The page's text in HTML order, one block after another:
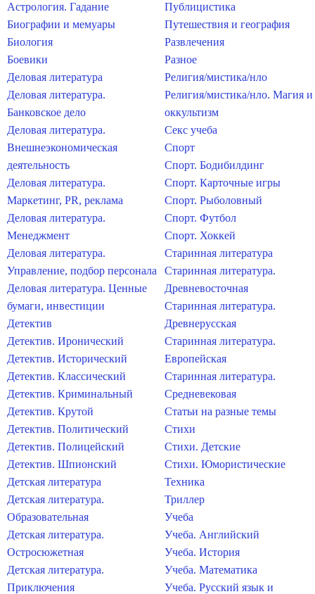
Астрология. Гадание
Биографии и мемуары
Биология
Боевики
Деловая литература
Деловая литература.
Банковское дело
Деловая литература.
Внешнеэкономическая
деятельность
Деловая литература.
Маркетинг, PR, реклама
Деловая литература.
Менеджмент
Деловая литература.
Управление, подбор персонала
Деловая литература. Ценные
бумаги, инвестиции
Детектив
Детектив. Иронический
Детектив. Исторический
Детектив. Классический
Детектив. Криминальный
Детектив. Крутой
Детектив. Политический
Детектив. Полицейский
Детектив. Шпионский
Детская литература
Детская литература.
Образовательная
Детская литература.
Остросюжетная
Детская литература.
Приключения
Публицистика
Путешествия и география
Развлечения
Разное
Религия/мистика/нло
Религия/мистика/нло. Магия и
оккультизм
Секс учеба
Спорт
Спорт. Бодибилдинг
Спорт. Карточные игры
Спорт. Рыболовный
Спорт. Футбол
Спорт. Хоккей
Старинная литература
Старинная литература.
Древневосточная
Старинная литература.
Древнерусская
Старинная литература.
Европейская
Старинная литература.
Средневековая
Статьи на разные темы
Стихи
Стихи. Детские
Стихи. Юмористические
Техника
Триллер
Учеба
Учеба. Английский
Учеба. История
Учеба. Математика
Учеба. Русский язык и